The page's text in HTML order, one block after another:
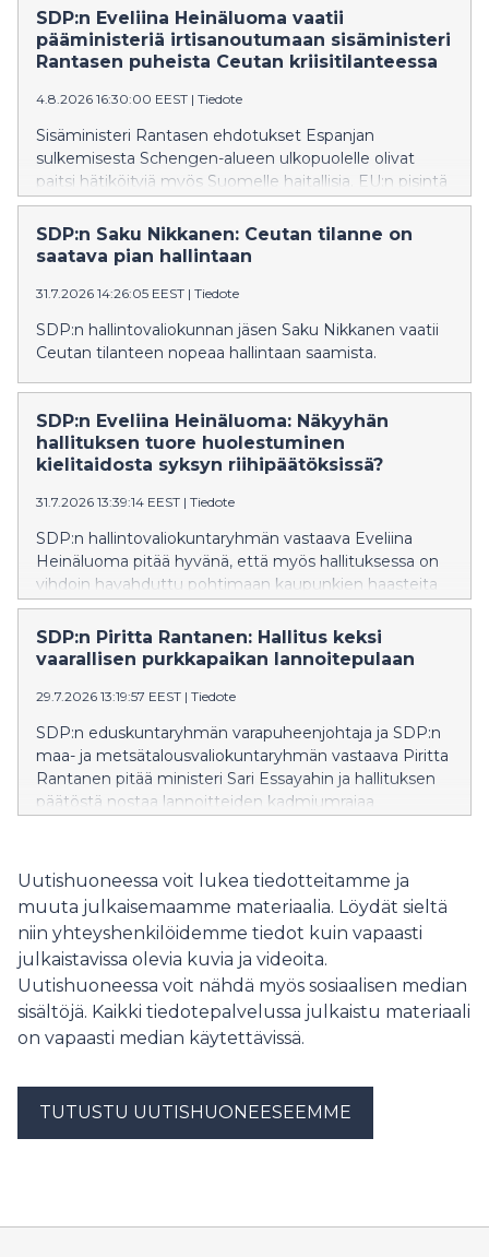
Räsänen toteaa.
SDP:n Eveliina Heinäluoma vaatii
pääministeriä irtisanoutumaan sisäministeri
Rantasen puheista Ceutan kriisitilanteessa
4.8.2026 16:30:00 EEST | Tiedote
Sisäministeri Rantasen ehdotukset Espanjan
sulkemisesta Schengen-alueen ulkopuolelle olivat
paitsi hätiköityjä myös Suomelle haitallisia. EU:n pisintä
itärajaa vartioivalle Suomelle on erityisen tärkeää
säilyttää muiden EU-maiden tuki ja ymmärrys
rajaturvallisuuden vaikeissa oloissa.
SDP:n Saku Nikkanen: Ceutan tilanne on
saatava pian hallintaan
31.7.2026 14:26:05 EEST | Tiedote
SDP:n hallintovaliokunnan jäsen Saku Nikkanen vaatii
Ceutan tilanteen nopeaa hallintaan saamista.
SDP:n Eveliina Heinäluoma: Näkyyhän
hallituksen tuore huolestuminen
kielitaidosta syksyn riihipäätöksissä?
31.7.2026 13:39:14 EEST | Tiedote
SDP:n hallintovaliokuntaryhmän vastaava Eveliina
Heinäluoma pitää hyvänä, että myös hallituksessa on
vihdoin havahduttu pohtimaan kaupunkien haasteita
eriytymiskehityksen torjunnassa. Hallituksen aiemmat
päätökset ovat vähentäneet kaupunkien
mahdollisuuksia järjestää esimerkiksi
SDP:n Piritta Rantanen: Hallitus keksi
vaarallisen purkkapaikan lannoitepulaan
29.7.2026 13:19:57 EEST | Tiedote
SDP:n eduskuntaryhmän varapuheenjohtaja ja SDP:n
maa- ja metsätalousvaliokuntaryhmän vastaava Piritta
Rantanen pitää ministeri Sari Essayahin ja hallituksen
päätöstä nostaa lannoitteiden kadmiumrajaa
Uutishuoneessa voit lukea tiedotteitamme ja
muuta julkaisemaamme materiaalia. Löydät sieltä
niin yhteyshenkilöidemme tiedot kuin vapaasti
julkaistavissa olevia kuvia ja videoita.
Uutishuoneessa voit nähdä myös sosiaalisen median
sisältöjä. Kaikki tiedotepalvelussa julkaistu materiaali
on vapaasti median käytettävissä.
TUTUSTU UUTISHUONEESEEMME